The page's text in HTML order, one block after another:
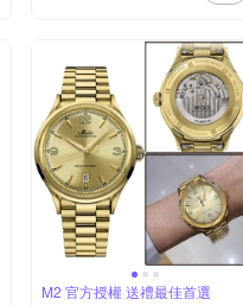
M2 官方授權 送禮最佳首選